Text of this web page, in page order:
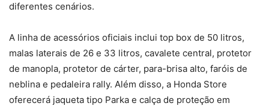
diferentes cenários.
A linha de acessórios oficiais inclui top box de 50 litros,
malas laterais de 26 e 33 litros, cavalete central, protetor
de manopla, protetor de cárter, para-brisa alto, faróis de
neblina e pedaleira rally. Além disso, a Honda Store
oferecerá jaqueta tipo Parka e calça de proteção em